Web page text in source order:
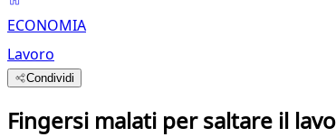
ECONOMIA
Lavoro
Condividi
Fingersi malati per saltare il